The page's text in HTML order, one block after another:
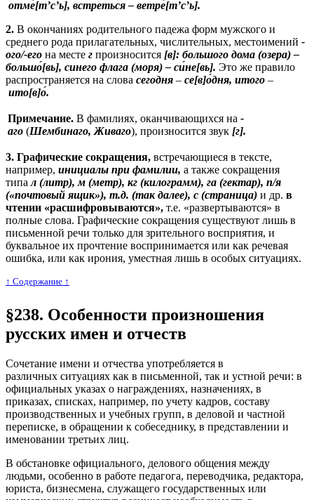
отме́[т’с’ь], встреться– ветре́[т’с’ь].
2. В окончаниях родительного падежа форм мужского и
среднего рода прилагательных, числительных, местоимений -
ого/-его на месте г произносится [в]: большого дома (озера)–
большо́[вь], синего флага (моря)– си́не[вь]. Это же правило
распространяется на слова сегодня – се[в]о́дня, итого –
ито[в]о́.
Примечание. В фамилиях, оканчивающихся на -
аго (Шембинаго, Живаго), произносится звук [г].
3. Графические сокращения, встречающиеся в тексте,
например, инициалы при фамилии, а также сокращения
типал (литр), м (метр), кг (килограмм), га (гектар), п/я
(«почтовый ящик»), т.д. (так далее), с (страница) и др. в
чтении «расшифровываются», т.е. «развертываются» в
полные слова. Графические сокращения существуют лишь в
письменной речи только для зрительного восприятия, и
буквальное их прочтение воспринимается или как речевая
ошибка, или как ирония, уместная лишь в особых ситуациях.
↑ Cодержание ↑
§238. Особенности произношения
русских имен и отчеств
Сочетание имени и отчества употребляется в
различных ситуациях как в письменной, так и устной речи: в
официальных указах о награждениях, назначениях, в
приказах, списках, например, по учету кадров, составу
производственных и учебных групп, в деловой и частной
переписке, в обращении к собеседнику, в представлении и
именовании третьих лиц.
В обстановке официального, делового общения между
людьми, особенно в работе педагога, переводчика, редактора,
юриста, бизнесмена, служащего государственных или